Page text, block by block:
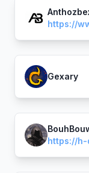
https://
Gexary
https://h-